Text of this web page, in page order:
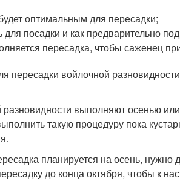
оптимальным для пересадки;
посадки и как предварительно
пересадка, чтобы саженец
пересадки войлочной
разновидности выполняют осенью
такую процедуру пока
планируется на осень, нужно
до конца октября, чтобы к